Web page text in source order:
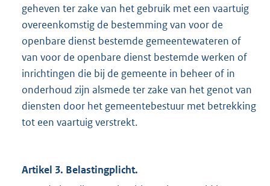
geheven ter zake van het gebruik met een vaartuig
overeenkomstig de bestemming van voor de
openbare dienst bestemde gemeentewateren of
van voor de openbare dienst bestemde werken of
inrichtingen die bij de gemeente in beheer of in
onderhoud zijn alsmede ter zake van het genot van
diensten door het gemeentebestuur met betrekking
tot een vaartuig verstrekt.
Artikel 3. Belastingplicht.